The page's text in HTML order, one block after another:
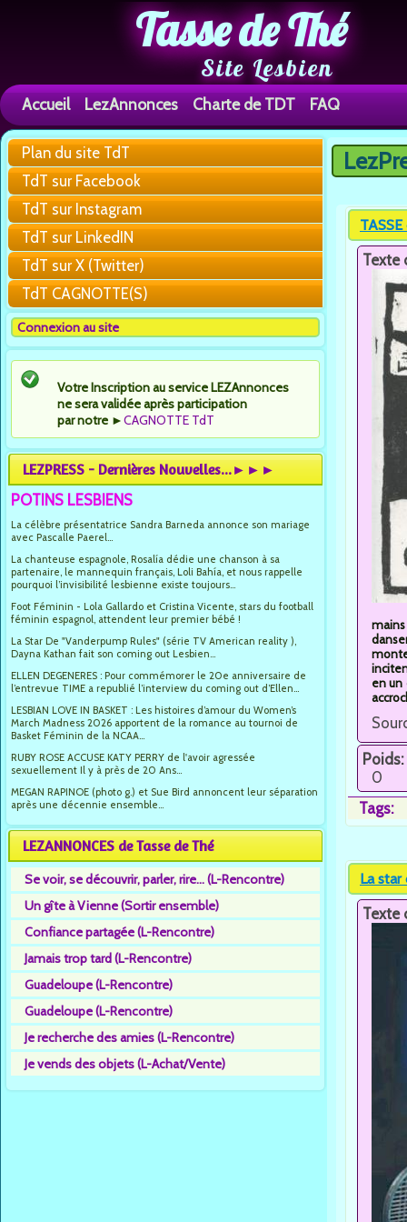
Tasse de Thé
Site Lesbien
Accueil LezAnnonces Charte de TDT FAQ
Plan du site TdT
TdT sur Facebook
TdT sur Instagram
TdT sur LinkedIN
TdT sur X (Twitter)
TdT CAGNOTTE(S)
Connexion au site
Votre Inscription au service LEZAnnonces
ne sera validée après participation
par notre ►CAGNOTTE TdT
LEZPRESS - Dernières Nouvelles...►►►
POTINS LESBIENS
La célèbre présentatrice Sandra Barneda annonce son mariage
avec Pascalle Paerel...
La chanteuse espagnole, Rosalía dédie une chanson à sa
partenaire, le mannequin français, Loli Bahía, et nous rappelle
pourquoi l’invisibilité lesbienne existe toujours...
Foot Féminin - Lola Gallardo et Cristina Vicente, stars du football
féminin espagnol, attendent leur premier bébé !
La Star De "Vanderpump Rules" (série TV American reality ),
Dayna Kathan fait son coming out Lesbien...
ELLEN DEGENERES : Pour commémorer le 20e anniversaire de
l’entrevue TIME a republié l’interview du coming out d’Ellen...
LESBIAN LOVE IN BASKET : Les histoires d’amour du Women’s
March Madness 2026 apportent de la romance au tournoi de
Basket Féminin de la NCAA...
RUBY ROSE ACCUSE KATY PERRY de l'avoir agressée
sexuellement Il y à près de 20 Ans...
MEGAN RAPINOE (photo g.) et Sue Bird annoncent leur séparation
après une décennie ensemble...
LEZANNONCES de Tasse de Thé
Se voir, se découvrir, parler, rire... (L-Rencontre)
Un gîte à Vienne (Sortir ensemble)
Confiance partagée (L-Rencontre)
Jamais trop tard (L-Rencontre)
Guadeloupe (L-Rencontre)
Guadeloupe (L-Rencontre)
Je recherche des amies (L-Rencontre)
Je vends des objets (L-Achat/Vente)
Vous
Texte
en un
Poids:
0
Tags:
La
Texte